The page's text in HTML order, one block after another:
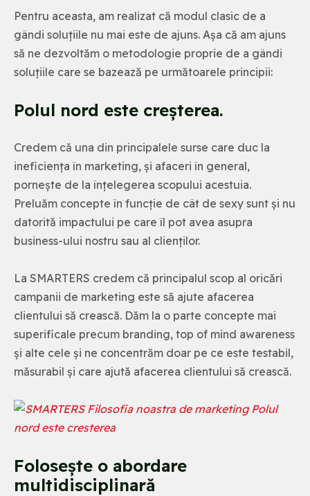
Pentru aceasta, am realizat că modul clasic de a
gândi soluțiile nu mai este de ajuns. Așa că am ajuns
să ne dezvoltăm o metodologie proprie de a gândi
soluțiile care se bazează pe următoarele principii:
Polul nord este creșterea.
Credem că una din principalele surse care duc la
ineficiența în marketing, și afaceri în general,
pornește de la înțelegerea scopului acestuia.
Preluăm concepte în funcție de cât de sexy sunt și nu
datorită impactului pe care îl pot avea asupra
business-ului nostru sau al clienților.
La SMARTERS credem că principalul scop al oricări
campanii de marketing este să ajute afacerea
clientului să crească. Dăm la o parte concepte mai
superificale precum branding, top of mind awareness
și alte cele și ne concentrăm doar pe ce este testabil,
măsurabil și care ajută afacerea clientului să crească.
Folosește o abordare
multidisciplinară